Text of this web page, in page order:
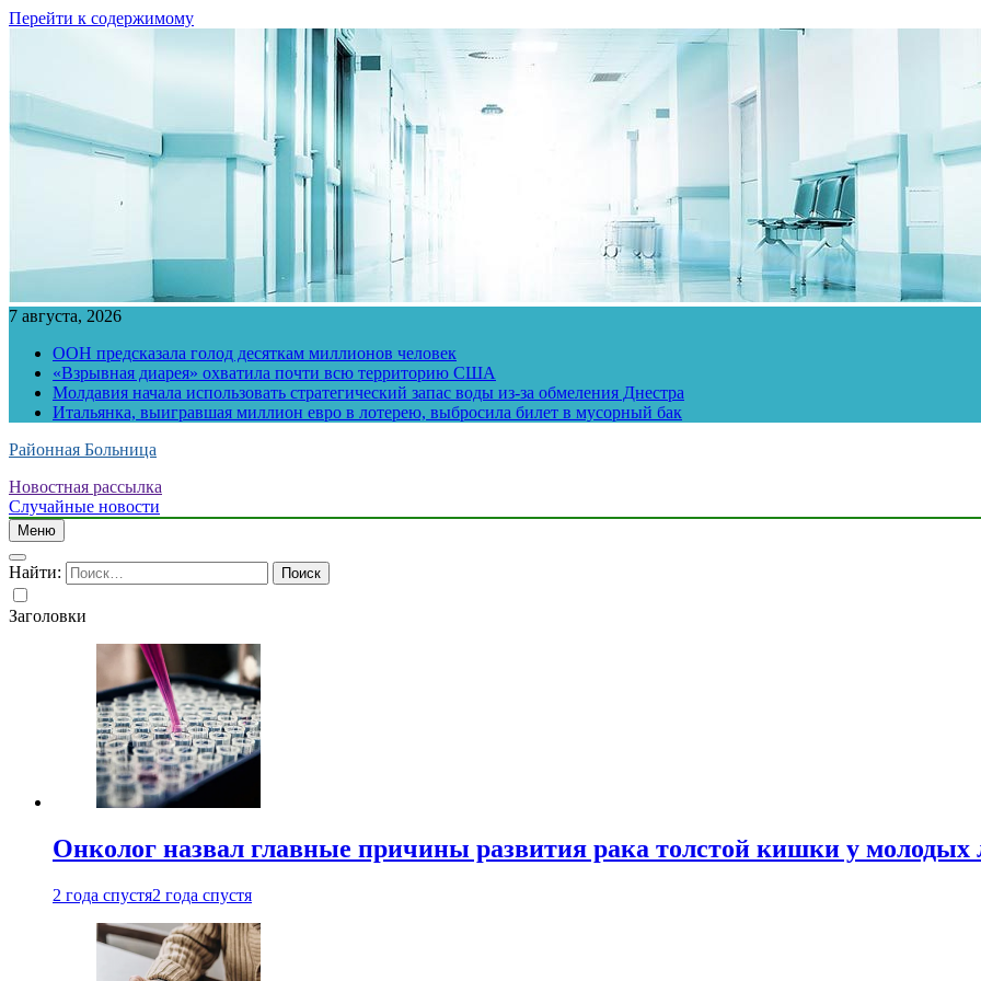
Перейти к содержимому
7 августа, 2026
ООН предсказала голод десяткам миллионов человек
«Взрывная диарея» охватила почти всю территорию США
Молдавия начала использовать стратегический запас воды из-за обмеления Днестра
Итальянка, выигравшая миллион евро в лотерею, выбросила билет в мусорный бак
Районная Больница
Новостная рассылка
Случайные новости
Меню
Найти:
Заголовки
Онколог назвал главные причины развития рака толстой кишки у молодых
2 года спустя2 года спустя